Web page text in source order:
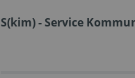
S(kim) - Service